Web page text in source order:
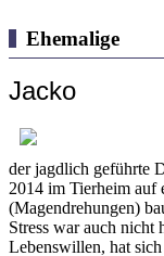
Ehemalige
Jacko
der jagdlich geführte
2014 im Tierheim auf
(Magendrehungen)
Stress war auch nicht
Lebenswillen, hat